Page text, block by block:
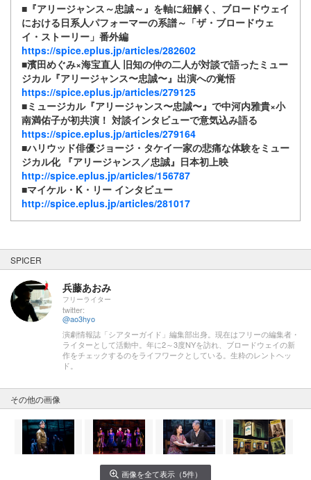
■『アリージャンス～忠誠～』を軸に紐解く、ブロードウェイ
における日系人パフォーマーの系譜～「ザ・ブロードウェ
イ・ストーリー」番外編
https://spice.eplus.jp/articles/282602
■濱田めぐみ×海宝直人 旧知の仲の二人が対談で語ったミュー
ジカル『アリージャンス〜忠誠〜』出演への覚悟
https://spice.eplus.jp/articles/279125
■ミュージカル『アリージャンス〜忠誠〜』で中河内雅貴×小
南満佑子が初共演！ 対談インタビューで意気込み語る
https://spice.eplus.jp/articles/279164
■ハリウッド俳優ジョージ・タケイ一家の悲痛な体験をミュー
ジカル化 『アリージャンス／忠誠』日本初上映
http://spice.eplus.jp/articles/156787
■マイケル・K・リー インタビュー
http://spice.eplus.jp/articles/281017
SPICER
兵藤あおみ
フリーライター
twitter:
@ao3hyo
演劇情報誌「シアターガイド」編集部出身。現在はフリーの編集者・
ライターとして活動中。年に2～3度NYを訪れ、ブロードウェイの新
作をチェックするのをライフワークとしている。生粋のレントヘッ
ド。
その他の画像
画像を全て表示（5件）